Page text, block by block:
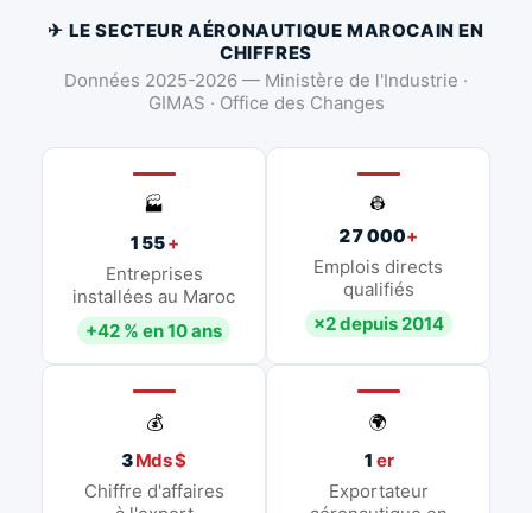
✈ LE SECTEUR AÉRONAUTIQUE MAROCAIN EN
CHIFFRES
Données 2025-2026 — Ministère de l'Industrie ·
GIMAS · Office des Changes
🏭
155+
Entreprises
installées au Maroc
+42 % en 10 ans
👷
27 000+
Emplois directs
qualifiés
×2 depuis 2014
💰
3Mds $
Chiffre d'affaires
🌍
1 er
Exportateur